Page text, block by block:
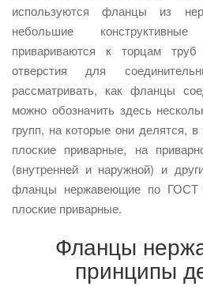
используются фланцы из
небольшие
привариваются к торцам
отверстия для
рассматривать, как фланцы
можно обозначить здесь
групп, на которые они делятся, в
плоские приварные, на
(внутренней и наружной) и
фланцы нержавеющие по ГОСТ
плоские приварные.
Фланцы
принципы